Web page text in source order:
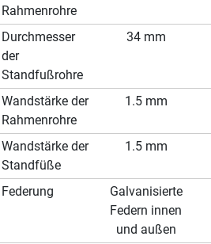
Rahmenrohre
Durchmesser
der
Standfußrohre
34 mm
Wandstärke der
Rahmenrohre
1.5 mm
Wandstärke der
Standfüße
1.5 mm
Federung
Galvanisierte
Federn innen
und außen